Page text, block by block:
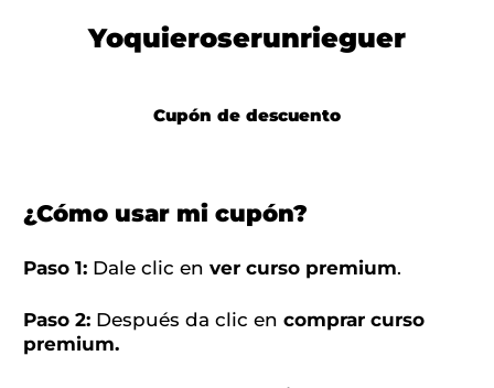
Yoquieroserunrieguer
Cupón de descuento
¿Cómo usar mi cupón?
Paso 1: Dale clic en ver curso premium.
Paso 2: Después da clic en comprar curso
premium.